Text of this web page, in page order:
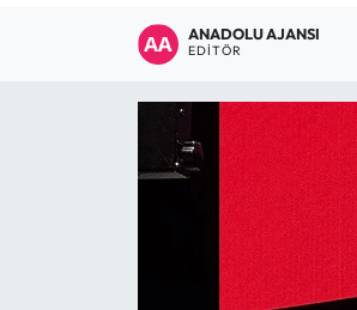
ANADOLU AJANSI
EDITÖR
Çorum Son Dakika Haberleri
Son Dakika Haberleri